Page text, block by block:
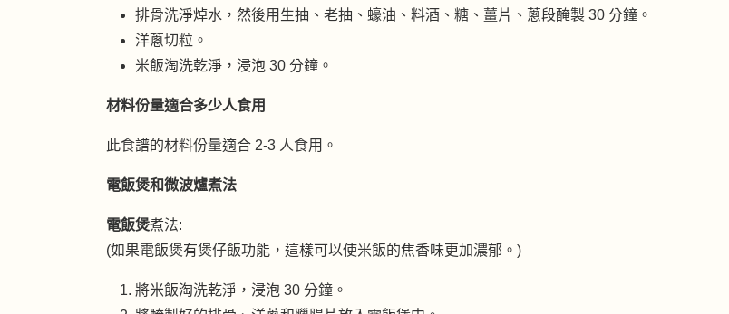
排骨洗淨焯水，然後用生抽、老抽、蠔油、料酒、糖、薑片、蔥段醃製 30 分鐘。
洋蔥切粒。
米飯淘洗乾淨，浸泡 30 分鐘。
材料份量適合多少人食用
此食譜的材料份量適合 2-3 人食用。
電飯煲和微波爐煮法
電飯煲煮法:
(如果電飯煲有煲仔飯功能，這樣可以使米飯的焦香味更加濃郁。)
將米飯淘洗乾淨，浸泡 30 分鐘。